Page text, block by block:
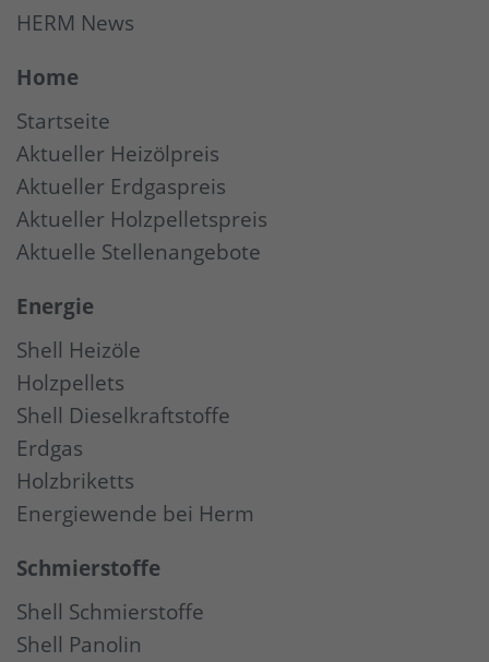
HERM News
Home
Startseite
Aktueller Heizölpreis
Aktueller Erdgaspreis
Aktueller Holzpelletspreis
Aktuelle Stellenangebote
Energie
Shell Heizöle
Holzpellets
Shell Dieselkraftstoffe
Erdgas
Holzbriketts
Energiewende bei Herm
Schmierstoffe
Shell Schmierstoffe
Shell Panolin